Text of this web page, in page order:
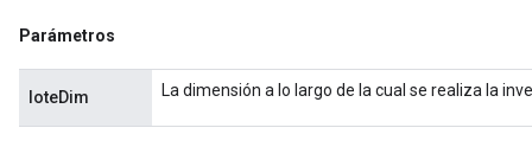
Parámetros
loteDim La dimensión a lo largo de la cual se realiza la